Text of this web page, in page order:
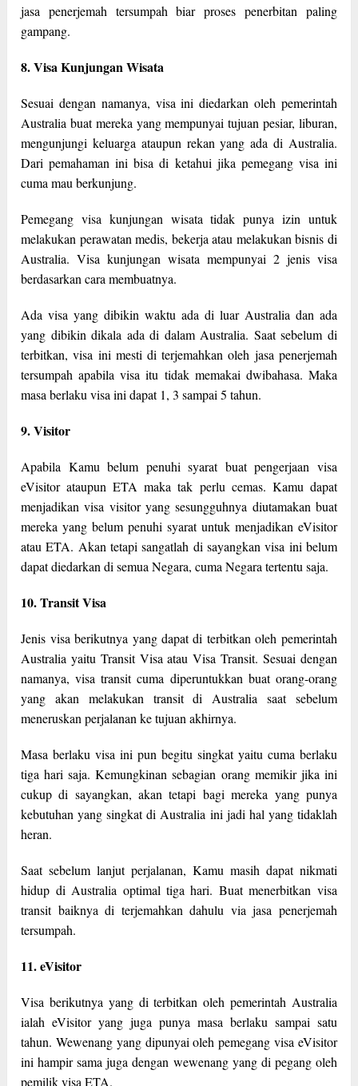
jasa penerjemah tersumpah biar proses penerbitan paling
gampang.
8. Visa Kunjungan Wisata
Sesuai dengan namanya, visa ini diedarkan oleh pemerintah
Australia buat mereka yang mempunyai tujuan pesiar, liburan,
mengunjungi keluarga ataupun rekan yang ada di Australia.
Dari pemahaman ini bisa di ketahui jika pemegang visa ini
cuma mau berkunjung.
Pemegang visa kunjungan wisata tidak punya izin untuk
melakukan perawatan medis, bekerja atau melakukan bisnis di
Australia. Visa kunjungan wisata mempunyai 2 jenis visa
berdasarkan cara membuatnya.
Ada visa yang dibikin waktu ada di luar Australia dan ada
yang dibikin dikala ada di dalam Australia. Saat sebelum di
terbitkan, visa ini mesti di terjemahkan oleh jasa penerjemah
tersumpah apabila visa itu tidak memakai dwibahasa. Maka
masa berlaku visa ini dapat 1, 3 sampai 5 tahun.
9. Visitor
Apabila Kamu belum penuhi syarat buat pengerjaan visa
eVisitor ataupun ETA maka tak perlu cemas. Kamu dapat
menjadikan visa visitor yang sesungguhnya diutamakan buat
mereka yang belum penuhi syarat untuk menjadikan eVisitor
atau ETA. Akan tetapi sangatlah di sayangkan visa ini belum
dapat diedarkan di semua Negara, cuma Negara tertentu saja.
10. Transit Visa
Jenis visa berikutnya yang dapat di terbitkan oleh pemerintah
Australia yaitu Transit Visa atau Visa Transit. Sesuai dengan
namanya, visa transit cuma diperuntukkan buat orang-orang
yang akan melakukan transit di Australia saat sebelum
meneruskan perjalanan ke tujuan akhirnya.
Masa berlaku visa ini pun begitu singkat yaitu cuma berlaku
tiga hari saja. Kemungkinan sebagian orang memikir jika ini
cukup di sayangkan, akan tetapi bagi mereka yang punya
kebutuhan yang singkat di Australia ini jadi hal yang tidaklah
heran.
Saat sebelum lanjut perjalanan, Kamu masih dapat nikmati
hidup di Australia optimal tiga hari. Buat menerbitkan visa
transit baiknya di terjemahkan dahulu via jasa penerjemah
tersumpah.
11. eVisitor
Visa berikutnya yang di terbitkan oleh pemerintah Australia
ialah eVisitor yang juga punya masa berlaku sampai satu
tahun. Wewenang yang dipunyai oleh pemegang visa eVisitor
ini hampir sama juga dengan wewenang yang di pegang oleh
pemilik visa ETA.